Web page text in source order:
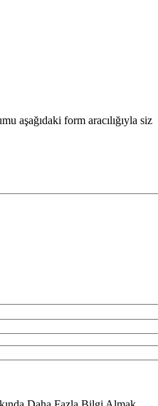
aşağıdaki form aracılığıyla siz